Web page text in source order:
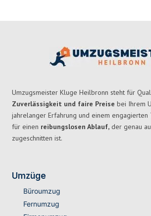
Umzugsmeister Kluge Heilbronn steht für
Zuverlässigkeit und faire Preise bei Ihrem
jahrelanger Erfahrung und einem engagierten
für einen reibungslosen Ablauf, der genau
zugeschnitten ist.
Umzüge
Büroumzug
Fernumzug